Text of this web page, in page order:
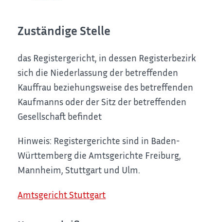
Zuständige Stelle
das Registergericht, in dessen Registerbezirk
sich die Niederlassung der betreffenden
Kauffrau beziehungsweise des betreffenden
Kaufmanns oder der Sitz der betreffenden
Gesellschaft befindet
Hinweis: Registergerichte sind in Baden-
Württemberg die Amtsgerichte Freiburg,
Mannheim, Stuttgart und Ulm.
Amtsgericht Stuttgart